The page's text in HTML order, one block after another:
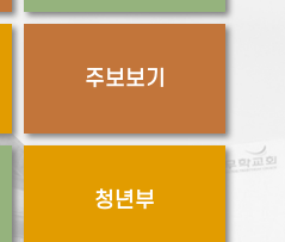
주보보기
청년부